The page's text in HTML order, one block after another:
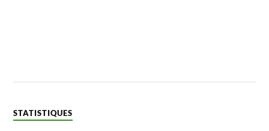
STATISTIQUES